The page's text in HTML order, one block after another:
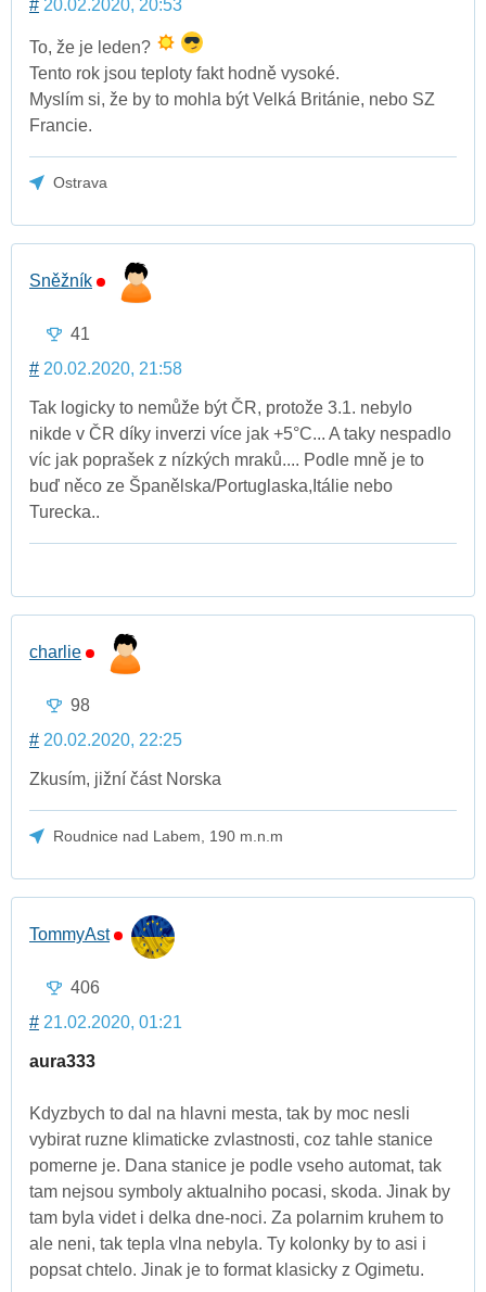
# 20.02.2020, 20:53
To, že je leden?
Tento rok jsou teploty fakt hodně vysoké.
Myslím si, že by to mohla být Velká Británie, nebo SZ
Francie.
Ostrava
Sněžník
41
# 20.02.2020, 21:58
Tak logicky to nemůže být ČR, protože 3.1. nebylo
nikde v ČR díky inverzi více jak +5°C... A taky nespadlo
víc jak poprašek z nízkých mraků.... Podle mně je to
buď něco ze Španělska/Portuglaska,Itálie nebo
Turecka..
charlie
98
# 20.02.2020, 22:25
Zkusím, jižní část Norska
Roudnice nad Labem, 190 m.n.m
TommyAst
406
# 21.02.2020, 01:21
aura333
Kdyzbych to dal na hlavni mesta, tak by moc nesli
vybirat ruzne klimaticke zvlastnosti, coz tahle stanice
pomerne je. Dana stanice je podle vseho automat, tak
tam nejsou symboly aktualniho pocasi, skoda. Jinak by
tam byla videt i delka dne-noci. Za polarnim kruhem to
ale neni, tak tepla vlna nebyla. Ty kolonky by to asi i
popsat chtelo. Jinak je to format klasicky z Ogimetu.